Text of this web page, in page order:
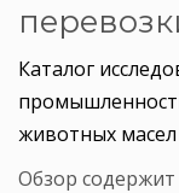
Каталог
животных
Обзор